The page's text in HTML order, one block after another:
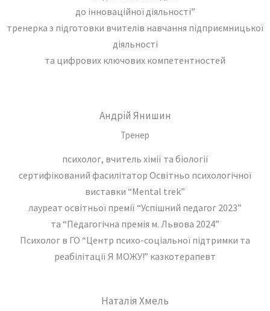
до інноваційної діяльності”
тренерка з підготовки вчителів навчання підприємницької
діяльності
та цифрових ключових компетентностей
Андрій Янишин
Тренер
психолог, вчитель хімії та біології
сертифікований фасилітатор Освітньо психологічної
виставки “Mental trek”
лауреат освітньої премії “Успішний педагог 2023”
та “Педагогічна премія м. Львова 2024”
Психолог в ГО “Центр психо-соціальної підтримки та
реабілітації Я МОЖУ!” казкотерапевт
Наталія Хмель